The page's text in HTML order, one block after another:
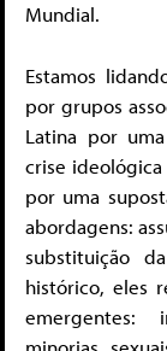
Mundial.
Estamos
por grupos
Latina por
crise
por uma
abordagens:
substituição
histórico, eles
emergentes: